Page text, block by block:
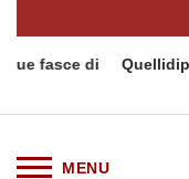
Quellidipiazzaaffari